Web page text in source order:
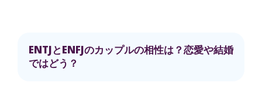
ENTJとENFJのカップルの相性は？恋愛や結婚
ではどう？